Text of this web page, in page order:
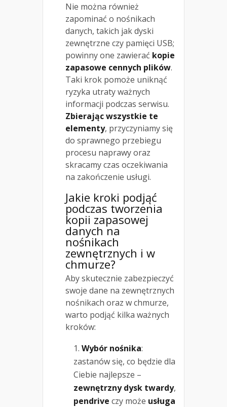
Nie można również
zapominać o nośnikach
danych, takich jak dyski
zewnętrzne czy pamięci USB;
powinny one zawierać kopie
zapasowe cennych plików.
Taki krok pomoże uniknąć
ryzyka utraty ważnych
informacji podczas serwisu.
Zbierając wszystkie te
elementy, przyczyniamy się
do sprawnego przebiegu
procesu naprawy oraz
skracamy czas oczekiwania
na zakończenie usługi.
Jakie kroki podjąć
podczas tworzenia
kopii zapasowej
danych na
nośnikach
zewnętrznych i w
chmurze?
Aby skutecznie zabezpieczyć
swoje dane na zewnętrznych
nośnikach oraz w chmurze,
warto podjąć kilka ważnych
kroków:
Wybór nośnika:
zastanów się, co będzie dla
Ciebie najlepsze –
zewnętrzny dysk twardy,
pendrive czy może usługa